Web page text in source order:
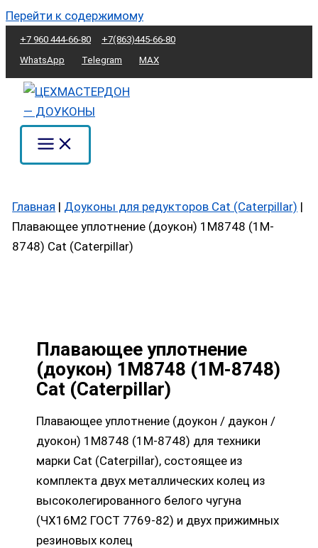
Перейти к содержимому
+7 960 444-66-80
+7(863)445-66-80
WhatsApp
Telegram MAX
Главная | Доуконы для редукторов Cat (Caterpillar) |
Плавающее уплотнение (доукон) 1M8748 (1M-
8748) Cat (Caterpillar)
Плавающее уплотнение
(доукон) 1M8748 (1M-8748)
Cat (Caterpillar)
Плавающее уплотнение (доукон / даукон /
дуокон) 1M8748 (1M-8748) для техники
марки Cat (Caterpillar), состоящее из
комплекта двух металлических колец из
высоколегированного белого чугуна
(ЧХ16М2 ГОСТ 7769-82) и двух прижимных
резиновых колец